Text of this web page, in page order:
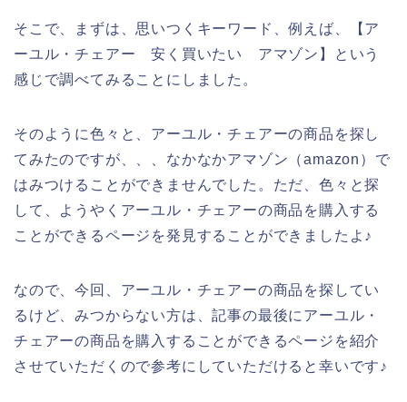
そこで、まずは、思いつくキーワード、例えば、【ア
ーユル・チェアー 安く買いたい アマゾン】という
感じで調べてみることにしました。
そのように色々と、アーユル・チェアーの商品を探し
てみたのですが、、、なかなかアマゾン（amazon）で
はみつけることができませんでした。ただ、色々と探
して、ようやくアーユル・チェアーの商品を購入する
ことができるページを発見することができましたよ♪
なので、今回、アーユル・チェアーの商品を探してい
るけど、みつからない方は、記事の最後にアーユル・
チェアーの商品を購入することができるページを紹介
させていただくので参考にしていただけると幸いです♪